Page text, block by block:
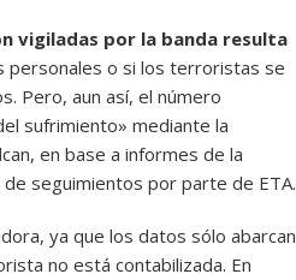
vigiladas por la banda resulta
personales o si los terroristas se
Pero, aun así, el número
sufrimiento» mediante la
en base a informes de la
seguimientos por parte de ETA.
ya que los datos sólo abarcan
no está contabilizada. En